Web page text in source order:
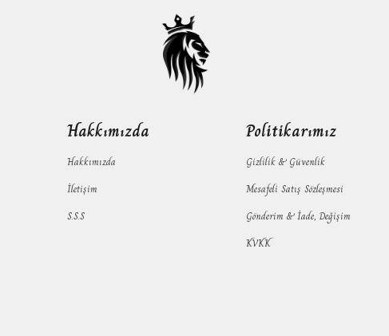
Hakkımızda
Hakkımızda
İletişim
S.S.S
Politikarımız
Gizlilik & Güvenlik
Mesafeli Satış Sözleşmesi
Gönderim & İade, Değişim
KVKK